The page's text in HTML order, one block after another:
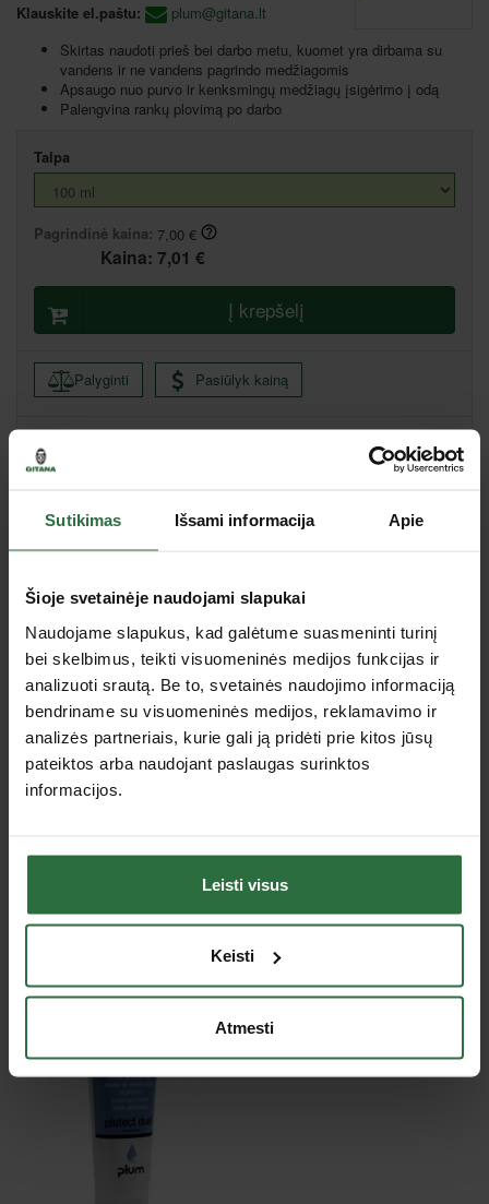
Sutikimas Išsami informacija Apie
Šioje svetainėje naudojami slapukai
Naudojame slapukus, kad galėtume suasmeninti turinį
bei skelbimus, teikti visuomeninės medijos funkcijas ir
analizuoti srautą. Be to, svetainės naudojimo informaciją
bendriname su visuomeninės medijos, reklamavimo ir
analizės partneriais, kurie gali ją pridėti prie kitos jūsų
pateiktos arba naudojant paslaugas surinktos
informacijos.
Leisti visus
Keisti
Atmesti
Klauskite el.paštu:
plum@gitana.lt
Skirtas naudoti prieš bei darbo metu, kuomet yra dirbama su
vandens ir ne vandens pagrindo medžiagomis
Apsaugo nuo purvo ir kenksmingų medžiagų įsigėrimo į odą
Palengvina rankų plovimą po darbo
Talpa
Pagrindinė kaina: 7,00 €
Kaina: 7,01 €
Į krepšelį
Palyginti Pasiūlyk kainą
Centrinis sandėlis, Bičiulių g. 32, Budrikų k., Klaipėdos raj.
Vilnius I, Pirklių g. 5, Vilnius
Vilnius II, Mykolo Lietuvio g. 6, Vilnius
Kaunas, Pramonės pr. 63, Kaunas
Panevėžys, J. Janonio 2B, Panevėžys
Marijampolė, Gamyklų g. 9, Marijampolė
Utena, J. Basanavičiaus g. 133, Utena
Specifikacija
Talpa 100 ml